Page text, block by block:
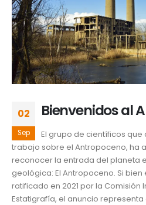
02
Sep
Bienvenidos al
El grupo de científicos
trabajo sobre el Antropoceno, ha
reconocer la entrada del planeta
geológica: El Antropoceno. Si
ratificado en 2021 por la Comisión
Estatigrafía, el anuncio representa